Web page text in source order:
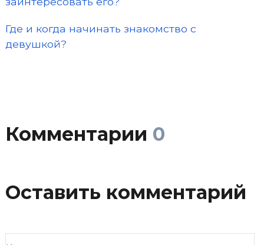
Где и когда начинать знакомство с
девушкой?
Комментарии 0
Оставить комментарий